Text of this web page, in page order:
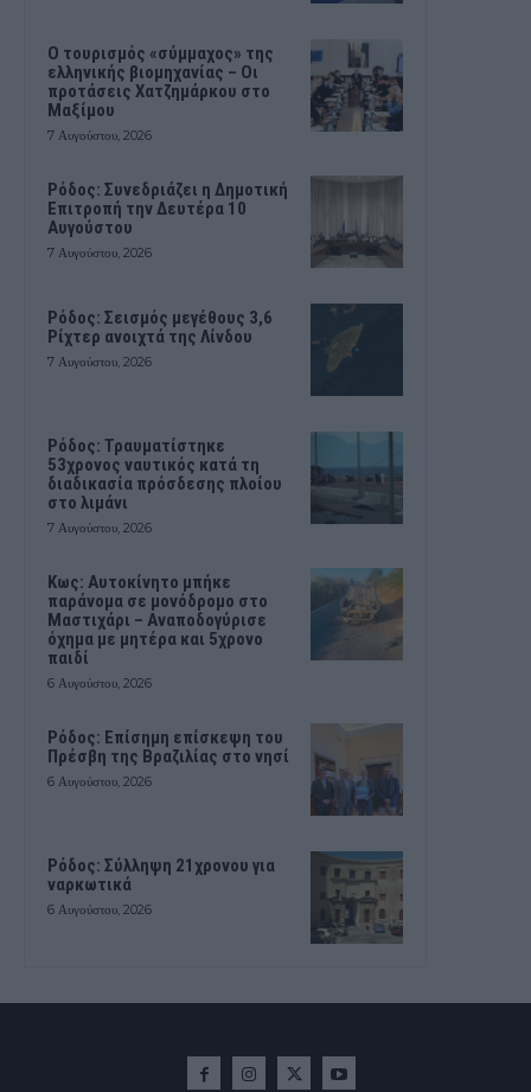
Ο τουρισμός «σύμμαχος» της
ελληνικής βιομηχανίας – Οι
προτάσεις Χατζημάρκου στο
Μαξίμου
7 Αυγούστου, 2026
Ρόδος: Συνεδριάζει η Δημοτική
Επιτροπή την Δευτέρα 10
Αυγούστου
7 Αυγούστου, 2026
Ρόδος: Σεισμός μεγέθους 3,6
Ρίχτερ ανοιχτά της Λίνδου
7 Αυγούστου, 2026
Ρόδος: Τραυματίστηκε
53χρονος ναυτικός κατά τη
διαδικασία πρόσδεσης πλοίου
στο λιμάνι
7 Αυγούστου, 2026
Kως: Αυτοκίνητο μπήκε
παράνομα σε μονόδρομο στο
Μαστιχάρι – Αναποδογύρισε
όχημα με μητέρα και 5χρονο
παιδί
6 Αυγούστου, 2026
Ρόδος: Επίσημη επίσκεψη του
Πρέσβη της Βραζιλίας στο νησί
6 Αυγούστου, 2026
Ρόδος: Σύλληψη 21χρονου για
ναρκωτικά
6 Αυγούστου, 2026